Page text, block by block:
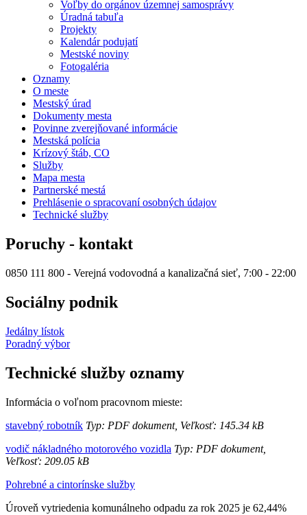
Voľby do orgánov územnej samosprávy
Úradná tabuľa
Projekty
Kalendár podujatí
Mestské noviny
Fotogaléria
Oznamy
O meste
Mestský úrad
Dokumenty mesta
Povinne zverejňované informácie
Mestská polícia
Krízový štáb, CO
Služby
Mapa mesta
Partnerské mestá
Prehlásenie o spracovaní osobných údajov
Technické služby
Poruchy - kontakt
0850 111 800 - Verejná vodovodná a kanalizačná sieť, 7:00 - 22:00
Sociálny podnik
Jedálny lístok
Poradný výbor
Technické služby oznamy
Informácia o voľnom pracovnom mieste:
stavebný robotník Typ: PDF dokument, Veľkosť: 145.34 kB
vodič nákladného motorového vozidla Typ: PDF dokument,
Veľkosť: 209.05 kB
Pohrebné a cintorínske služby
Úroveň vytriedenia komunálneho odpadu za rok 2025 je 62,44%